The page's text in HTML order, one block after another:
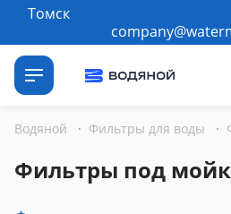
Томск
Водяной · Фильтры для воды ·
Фильтры под